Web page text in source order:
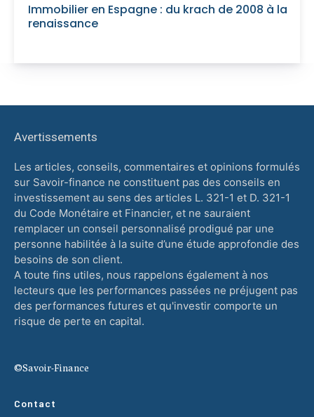
Immobilier en Espagne : du krach de 2008 à la
renaissance
Avertissements
Les articles, conseils, commentaires et opinions formulés
sur Savoir-finance ne constituent pas des conseils en
investissement au sens des articles L. 321-1 et D. 321-1
du Code Monétaire et Financier, et ne sauraient
remplacer un conseil personnalisé prodigué par une
personne habilitée à la suite d’une étude approfondie des
besoins de son client.
A toute fins utiles, nous rappelons également à nos
lecteurs que les performances passées ne préjugent pas
des performances futures et qu'investir comporte un
risque de perte en capital.
©Savoir-Finance
Contact